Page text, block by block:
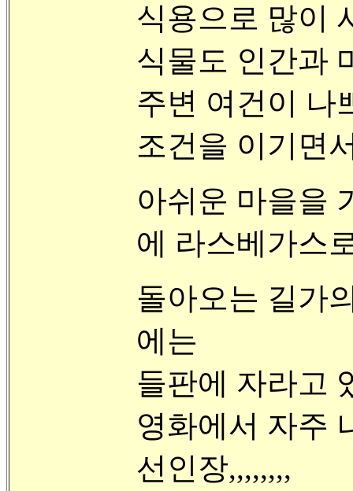
식용으로 많이
식물도 인간과
주변 여건이 나
조건을 이기면
아쉬운 마을을
에 라스베가스
돌아오는 길가
에는
들판에 자라고
영화에서 자주
선인장,,,,,,,,